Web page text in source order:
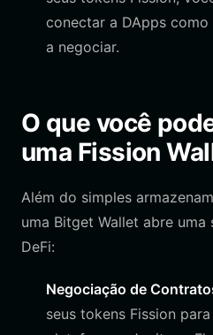
conectar a DApps
a negociar.
O que você
uma Fission
Além do simples
uma Bitget Wallet abre
DeFi:
Negociação de
seus tokens Fission